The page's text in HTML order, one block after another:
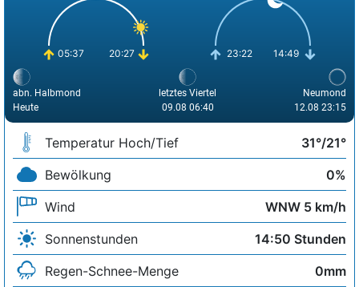
05:37 20:27 23:22 14:49
abn. Halbmond
Heute
letztes Viertel
09.08 06:40
Neumond
12.08 23:15
Temperatur Hoch/Tief
31°/21°
Bewölkung
0%
Wind
WNW 5 km/h
Sonnenstunden
14:50 Stunden
Regen-Schnee-Menge
0mm